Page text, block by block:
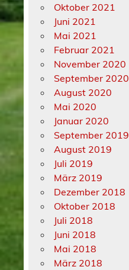
Oktober 2021
Juni 2021
Mai 2021
Februar 2021
November 2020
September 2020
August 2020
Mai 2020
Januar 2020
September 2019
August 2019
Juli 2019
März 2019
Dezember 2018
Oktober 2018
Juli 2018
Juni 2018
Mai 2018
März 2018